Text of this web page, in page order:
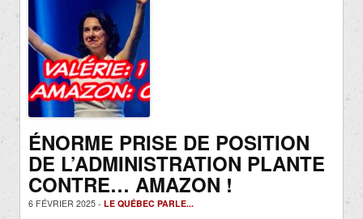
ÉNORME PRISE DE POSITION
DE L’ADMINISTRATION PLANTE
CONTRE… AMAZON !
6 FÉVRIER 2025 - LE QUÉBEC PARLE...